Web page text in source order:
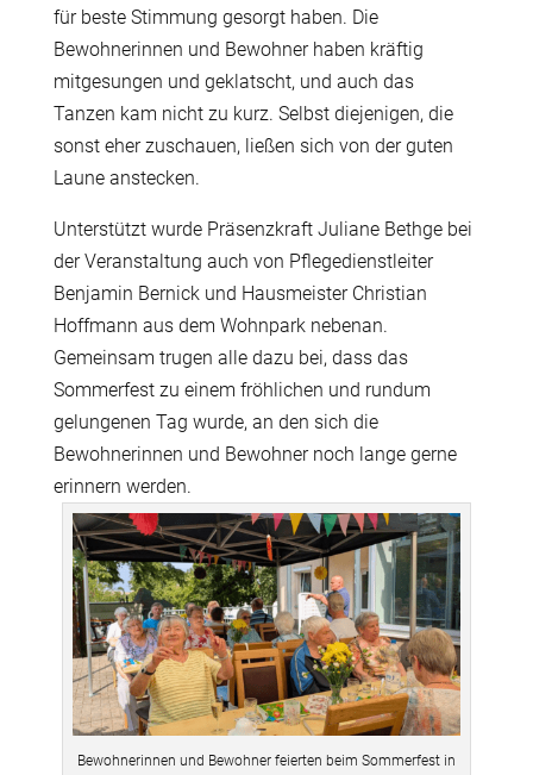
für beste Stimmung gesorgt haben. Die
Bewohnerinnen und Bewohner haben kräftig
mitgesungen und geklatscht, und auch das
Tanzen kam nicht zu kurz. Selbst diejenigen, die
sonst eher zuschauen, ließen sich von der guten
Laune anstecken.
Unterstützt wurde Präsenzkraft Juliane Bethge bei
der Veranstaltung auch von Pflegedienstleiter
Benjamin Bernick und Hausmeister Christian
Hoffmann aus dem Wohnpark nebenan.
Gemeinsam trugen alle dazu bei, dass das
Sommerfest zu einem fröhlichen und rundum
gelungenen Tag wurde, an den sich die
Bewohnerinnen und Bewohner noch lange gerne
erinnern werden.
Bewohnerinnen und Bewohner feierten beim Sommerfest in